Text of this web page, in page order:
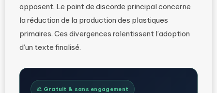
opposent. Le point de discorde principal concerne
la réduction de la production des plastiques
primaires. Ces divergences ralentissent l’adoption
d’un texte finalisé.
⚖️ Gratuit & sans engagement